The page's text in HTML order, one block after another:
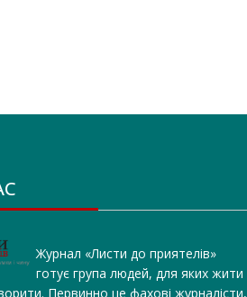
Журнал «Листи до приятелів»
готує група людей, для яких жити
Первинно це фахові журналісти,